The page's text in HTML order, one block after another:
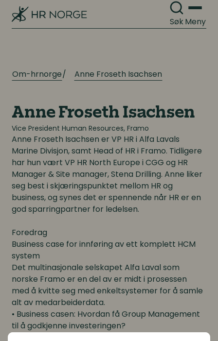
SøkMeny
Mangfold og inkludering
Digitale løsninger i virksomheten
Lønnsoppgjøret og tariff
Digitale løsninger innen HR
Digitale løsninger i virksomheten
Om-hrnorge Anne Froseth Isachsen
Anne Froseth Isachsen
Vice President Human Resources, Framo
Anne Froseth Isachsen er VP HR i Alfa Lavals
Marine Divisjon, samt Head of HR i Framo. Tidligere
har hun vært VP HR North Europe i CGG og HR
Manager & Site manager, Stena Drilling. Anne liker
seg best i skjæringspunktet mellom HR og
business, og synes det er spennende når HR er en
god sparringpartner for ledelsen.
Foredrag
Business case for innføring av ett komplett HCM
system
Det multinasjonale selskapet Alfa Laval som
norske Framo er en del av er midt i prosessen
med å kvitte seg med enkeltsystemer for å samle
alt av medarbeiderdata.
• Business casen: Hvordan få Group Management
til å godkjenne investeringen?